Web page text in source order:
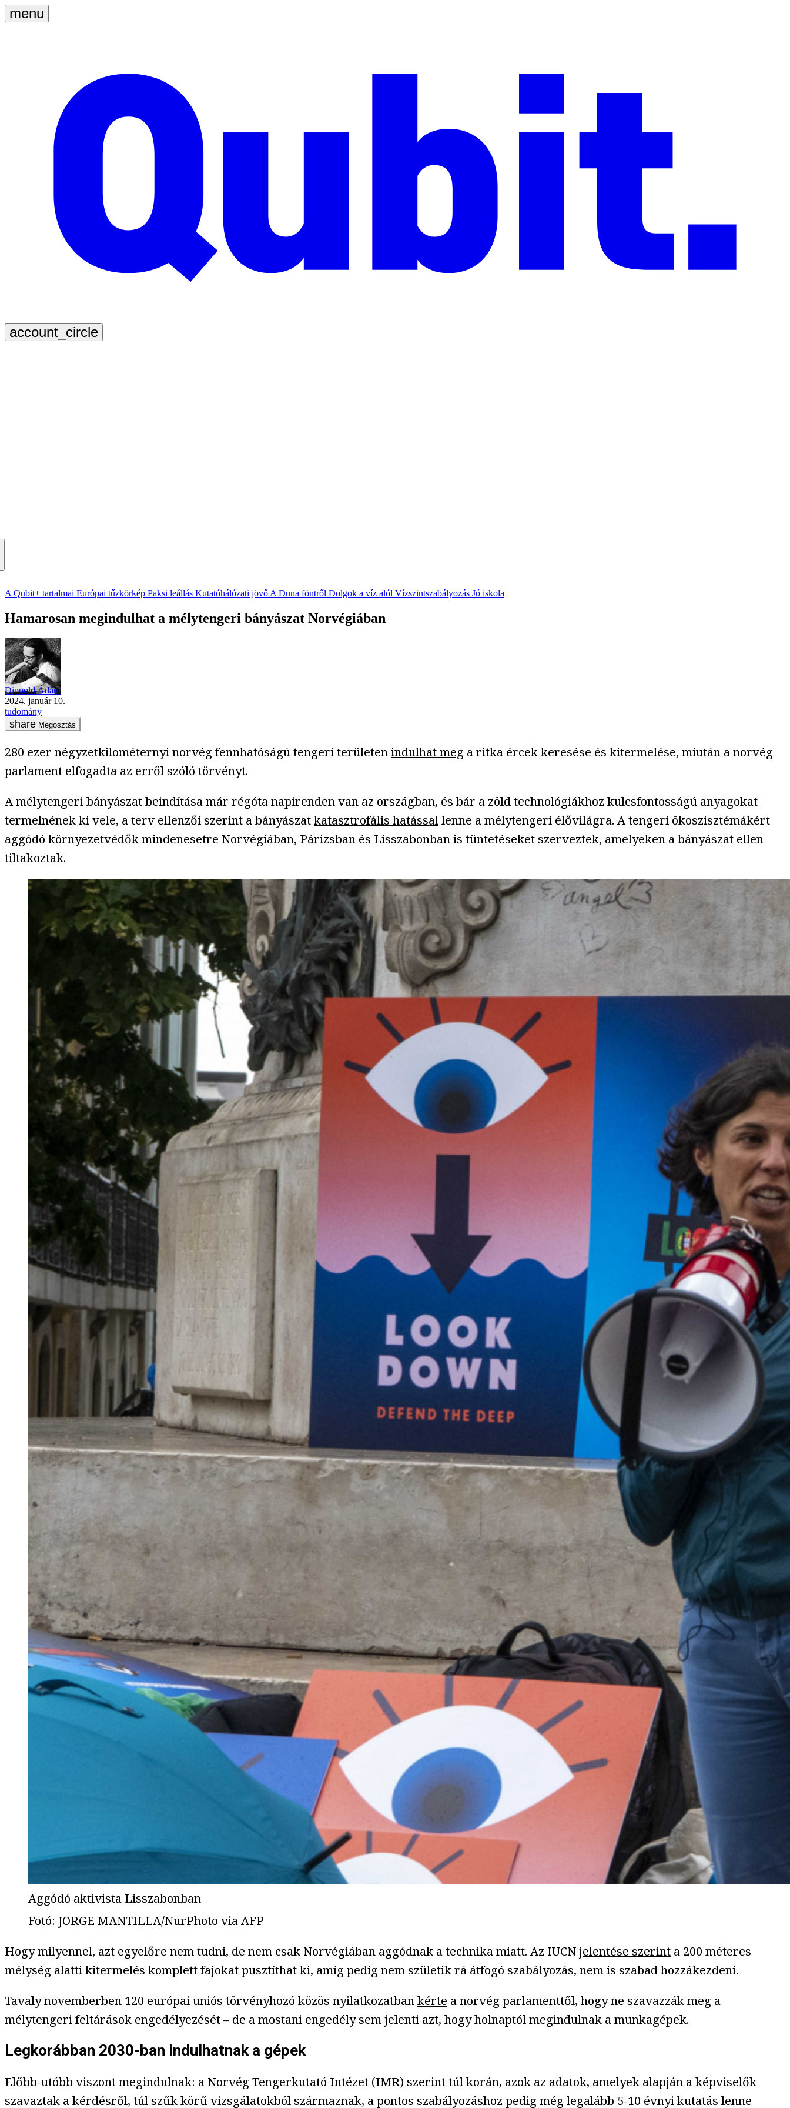
A Qubit+ tartalmai Európai tűzkörkép Paksi leállás Kutatóhálózati jövő A Duna föntről Dolgok a víz alól Vízszintszabályozás Jó iskola
Hamarosan megindulhat a mélytengeri bányászat Norvégiában
Dippold Ádám
2024. január 10.
tudomány
Megosztás
280 ezer négyzetkilométernyi norvég fennhatóságú tengeri területenindulhat meg a ritka ércek keresése és kitermelése, miután a norvég
parlament elfogadta az erről szóló törvényt.
A mélytengeri bányászat beindítása már régóta napirenden van az országban, és bár a zöld technológiákhoz kulcsfontosságú anyagokat
termelnének ki vele, a terv ellenzői szerint a bányászatkatasztrofális hatássallenne a mélytengeri élővilágra. A tengeri ökoszisztémákért
aggódó környezetvédők mindenesetre Norvégiában, Párizsban és Lisszabonban is tüntetéseket szerveztek, amelyeken a bányászat ellen
tiltakoztak.
Aggódó aktivista Lisszabonban
Fotó: JORGE MANTILLA/NurPhoto via AFP
Hogy milyennel, azt egyelőre nem tudni, de nem csak Norvégiában aggódnak a technika miatt. Az IUCNjelentése szerint a 200 méteres
mélység alatti kitermelés komplett fajokat pusztíthat ki, amíg pedig nem születik rá átfogó szabályozás, nem is szabad hozzákezdeni.
Tavaly novemberben 120 európai uniós törvényhozó közös nyilatkozatbankérte a norvég parlamenttől, hogy ne szavazzák meg a
mélytengeri feltárások engedélyezését – de a mostani engedély sem jelenti azt, hogy holnaptól megindulnak a munkagépek.
Legkorábban 2030-ban indulhatnak a gépek
Előbb-utóbb viszont megindulnak: a Norvég Tengerkutató Intézet (IMR) szerint túl korán, azok az adatok, amelyek alapján a képviselők
szavaztak a kérdésről, túl szűk körű vizsgálatokból származnak, a pontos szabályozáshoz pedig még legalább 5-10 évnyi kutatás lenne